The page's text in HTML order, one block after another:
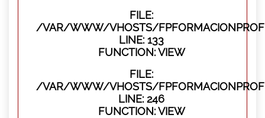
FILE:
/VAR/WWW/VHOSTS/
LINE: 133
FUNCTION: VIEW
FILE:
/VAR/WWW/VHOSTS/
LINE: 246
FUNCTION: VIEW